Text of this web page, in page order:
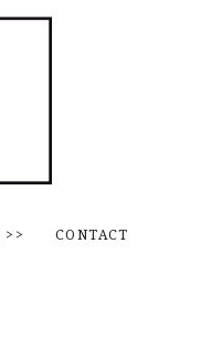
>> CONTACT